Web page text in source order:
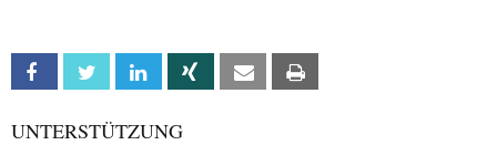
Facebook Twitter Linkedin Xing Email
UNTERSTÜTZUNG